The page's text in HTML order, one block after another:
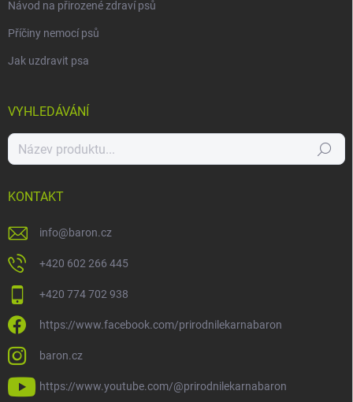
Návod na přirozené zdraví psů
Příčiny nemocí psů
Jak uzdravit psa
VYHLEDÁVÁNÍ
Hledat
KONTAKT
info@baron.cz
+420 602 266 445
+420 774 702 938
https://www.facebook.com/prirodnilekarnabaron
baron.cz
https://www.youtube.com/@prirodnilekarnabaron